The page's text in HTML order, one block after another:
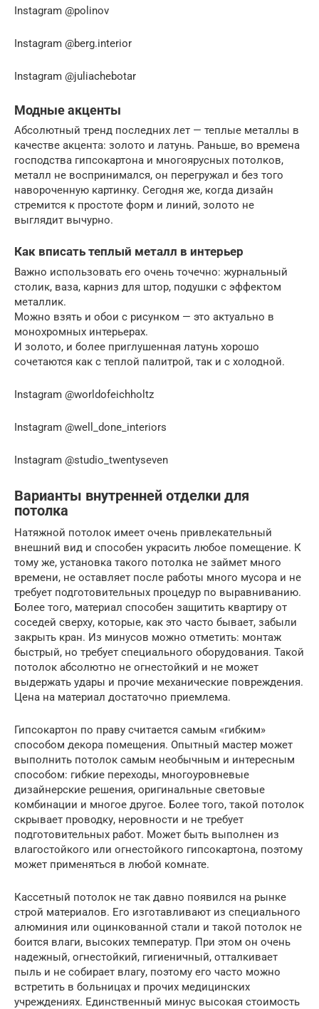
Instagram @polinov
Instagram @berg.interior
Instagram @juliachebotar
Модные акценты
Абсолютный тренд последних лет — теплые металлы в
качестве акцента: золото и латунь. Раньше, во времена
господства гипсокартона и многоярусных потолков,
металл не воспринимался, он перегружал и без того
навороченную картинку. Сегодня же, когда дизайн
стремится к простоте форм и линий, золото не
выглядит вычурно.
Как вписать теплый металл в интерьер
Важно использовать его очень точечно: журнальный
столик, ваза, карниз для штор, подушки с эффектом
металлик.
Можно взять и обои с рисунком — это актуально в
монохромных интерьерах.
И золото, и более приглушенная латунь хорошо
сочетаются как с теплой палитрой, так и с холодной.
Instagram @worldofeichholtz
Instagram @well_done_interiors
Instagram @studio_twentyseven
Варианты внутренней отделки для
потолка
Натяжной потолок имеет очень привлекательный
внешний вид и способен украсить любое помещение. К
тому же, установка такого потолка не займет много
времени, не оставляет после работы много мусора и не
требует подготовительных процедур по выравниванию.
Более того, материал способен защитить квартиру от
соседей сверху, которые, как это часто бывает, забыли
закрыть кран. Из минусов можно отметить: монтаж
быстрый, но требует специального оборудования. Такой
потолок абсолютно не огнестойкий и не может
выдержать удары и прочие механические повреждения.
Цена на материал достаточно приемлема.
Гипсокартон по праву считается самым «гибким»
способом декора помещения. Опытный мастер может
выполнить потолок самым необычным и интересным
способом: гибкие переходы, многоуровневые
дизайнерские решения, оригинальные световые
комбинации и многое другое. Более того, такой потолок
скрывает проводку, неровности и не требует
подготовительных работ. Может быть выполнен из
влагостойкого или огнестойкого гипсокартона, поэтому
может применяться в любой комнате.
Кассетный потолок не так давно появился на рынке
строй материалов. Его изготавливают из специального
алюминия или оцинкованной стали и такой потолок не
боится влаги, высоких температур. При этом он очень
надежный, огнестойкий, гигиеничный, отталкивает
пыль и не собирает влагу, поэтому его часто можно
встретить в больницах и прочих медицинских
учреждениях. Единственный минус высокая стоимость